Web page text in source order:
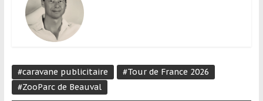
#caravane publicitaire
#Tour de France 2026
#ZooParc de Beauval